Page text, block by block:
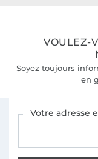
VOULEZ-
Soyez toujours
en
Votre adresse